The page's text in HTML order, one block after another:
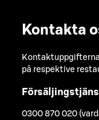
Kontakta
på respektive
0300 870 020